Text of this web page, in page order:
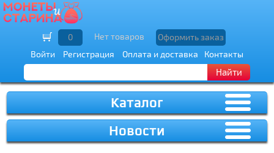
Войти Регистрация Оплата и доставка Контакты
Найти
0 Нет товаров Оформить заказ
Каталог
Новости